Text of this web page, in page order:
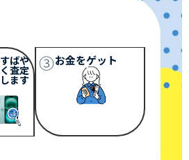
すばや
く査定
します
③お金をゲット